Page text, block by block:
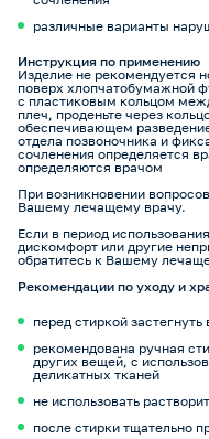
различные варианты
Инструкция по применению
Изделие не рекомендуется
поверх хлопчатобумажной
с пластиковым кольцом
плеч, проденьте через
обеспечивающем
отдела позвоночника и
сочленения определяется
определяются врачом
При возникновении
Вашему лечащему врачу.
Если в период
дискомфорт или другие
обратитесь к Вашему
Рекомендации по уходу и
перед стиркой
рекомендована ручная
других вещей, с
деликатных тканей
не использовать
после стирки тщательно